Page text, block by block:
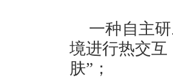
一种自主
境进行热交互
肤”；